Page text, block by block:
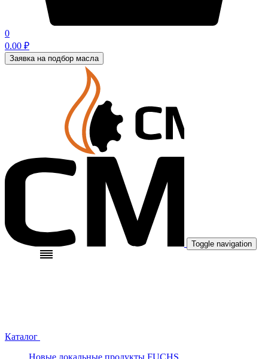
0
0.00 ₽
Заявка на подбор масла
Toggle navigation
Каталог
Новые локальные продукты FUCHS